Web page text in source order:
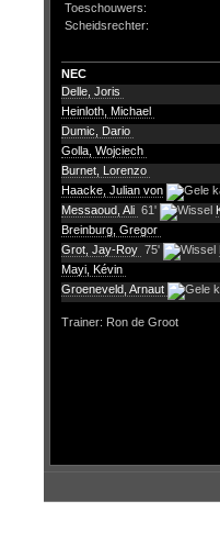
Toeschouwers:
Scheidsrechter:
NEC
Delle, Joris
Heinloth, Michael
Dumic, Dario
Golla, Wojciech
Burnet, Lorenzo
Haacke, Julian von
Messaoud, Ali 61'
Breinburg, Gregor
Grot, Jay-Roy 75'
Mayi, Kévin
Groeneveld, Arnaut
Trainer: Ron de Groot